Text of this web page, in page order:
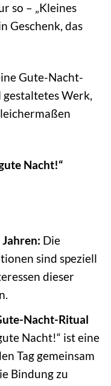
so – „Kleines
Geschenk, das
Gute-Nacht-
gestaltetes Werk,
Nacht!“
Jahren: Die
sind speziell
dieser
Nacht-Ritual
Nacht!“ ist eine
Tag gemeinsam
Bindung zu